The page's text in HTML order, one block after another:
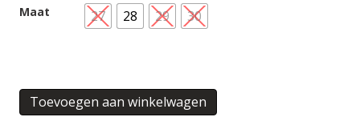
Maat 27 28 29 30
WINDSOR
JEANS
Toevoegen aan winkelwagen